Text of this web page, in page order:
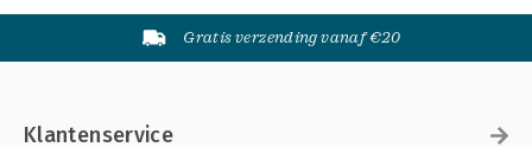
Gratis verzending vanaf €20
Klantenservice